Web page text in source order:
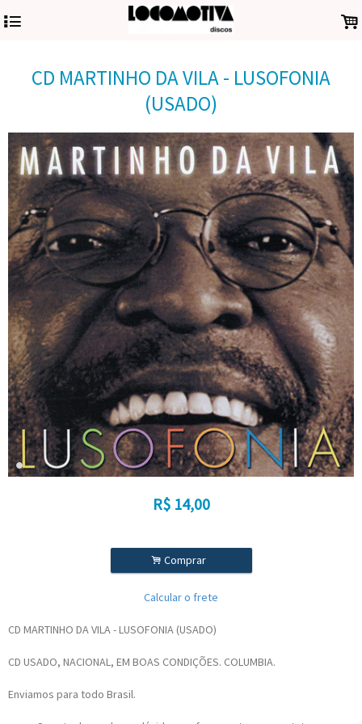
4 .
CD MARTINHO DA VILA - LUSOFONIA
(USADO)
R$ 14,00
. Comprar
Calcular o frete
CD MARTINHO DA VILA - LUSOFONIA (USADO)
CD USADO, NACIONAL, EM BOAS CONDIÇÕES. COLUMBIA.
Enviamos para todo Brasil.